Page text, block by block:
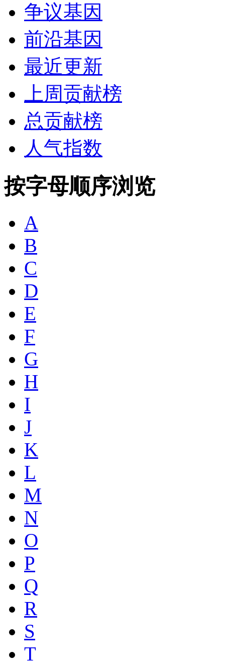
争议基因
前沿基因
最近更新
上周贡献榜
总贡献榜
人气指数
按字母顺序浏览
A
B
C
D
E
F
G
H
I
J
K
L
M
N
O
P
Q
R
S
T